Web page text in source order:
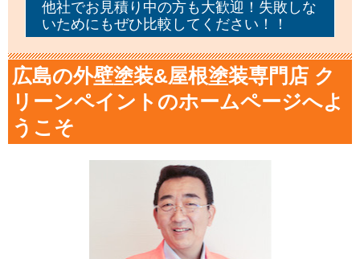
他社でお見積り中の方も大歓迎！失敗しな
いためにもぜひ比較してください！！
広島の外壁塗装&屋根塗装専門店 ク
リーンペイントのホームページへよ
うこそ